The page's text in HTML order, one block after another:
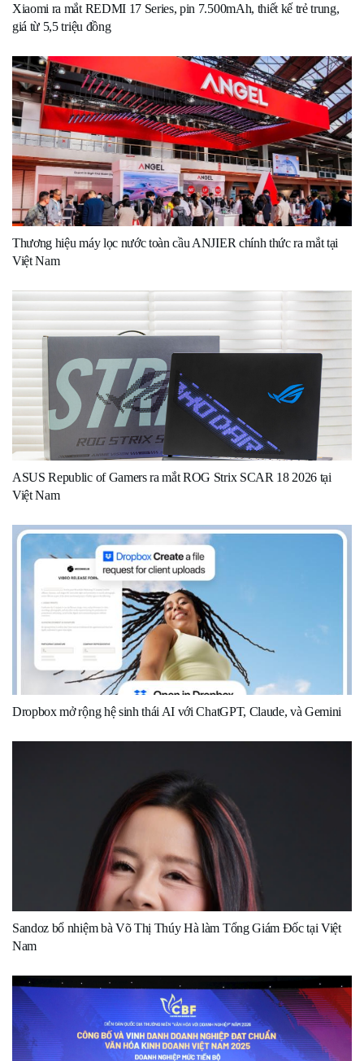
Xiaomi ra mắt REDMI 17 Series, pin 7.500mAh, thiết kế trẻ trung,
giá từ 5,5 triệu đồng
Thương hiệu máy lọc nước toàn cầu ANJIER chính thức ra mắt tại
Việt Nam
ASUS Republic of Gamers ra mắt ROG Strix SCAR 18 2026 tại
Việt Nam
Dropbox mở rộng hệ sinh thái AI với ChatGPT, Claude, và Gemini
Sandoz bổ nhiệm bà Võ Thị Thúy Hà làm Tổng Giám Đốc tại Việt
Nam